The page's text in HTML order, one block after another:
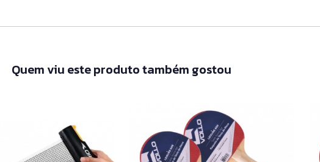
Quem viu este produto também gostou